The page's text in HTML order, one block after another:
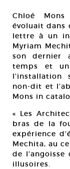
Chloé
évoluait dans
lettre à un
Myriam
son dernier
temps et
l’installation
non-dit et
Mons in
« Les
bras de la
expérience
Mechita, au
de
illusoires.